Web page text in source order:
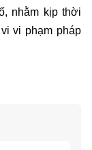
nhằm kịp thời
vi phạm pháp